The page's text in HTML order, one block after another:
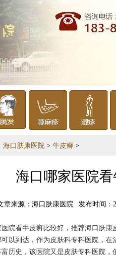
海口肤康医院 > 牛皮癣 >
海口哪家医院
章来源：海口肤康医院 发布时间：
院看牛皮癣比较好，推荐海口肤
以到达，作为皮肤科专科医院，
历史，该医院又是皮肤专科医院，